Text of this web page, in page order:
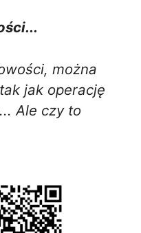
można
jak operację
Ale czy to